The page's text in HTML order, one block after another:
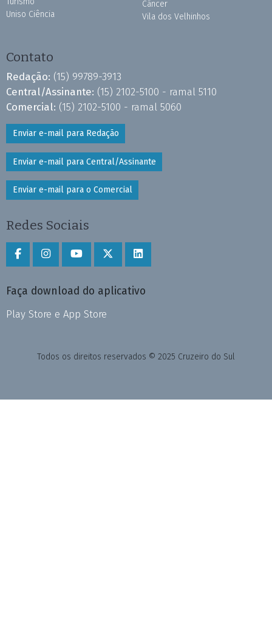
Uniso Ciência
Câncer
Vila dos Velhinhos
Contato
Redação: (15) 99789-3913
Central/Assinante: (15) 2102-5100 - ramal 5110
Comercial: (15) 2102-5100 - ramal 5060
Enviar e-mail para Redação
Enviar e-mail para Central/Assinante
Enviar e-mail para o Comercial
Redes Sociais
Faça download do aplicativo
Play Store e App Store
Todos os direitos reservados © 2025 Cruzeiro do Sul